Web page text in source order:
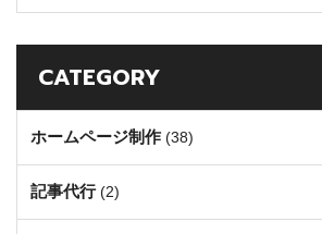
CATEGORY
ホームページ制作 (38)
記事代行(2)